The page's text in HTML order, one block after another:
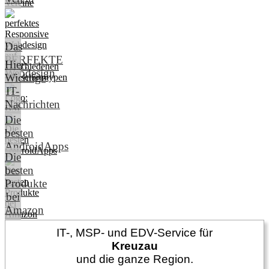
Das
PERFEKTE
Webdesign
Hier:
Wichtige
IT-
Nachrichten
Die
besten
AndroidApps
Die
besten
Produkte
bei
Amazon
IT-, MSP- und EDV-Service für
Kreuzau
und die ganze Region.